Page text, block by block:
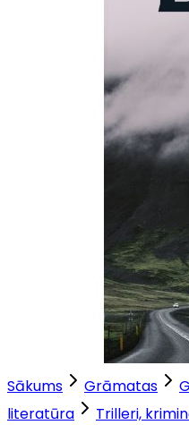
Sākums Grāmatas
literatūra
Trilleri,